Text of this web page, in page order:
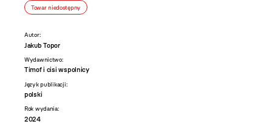
Towar niedostępny
Autor:
Jakub Topor
Wydawnictwo:
Timof i cisi wspolnicy
Język publikacji:
polski
Rok wydania:
2024